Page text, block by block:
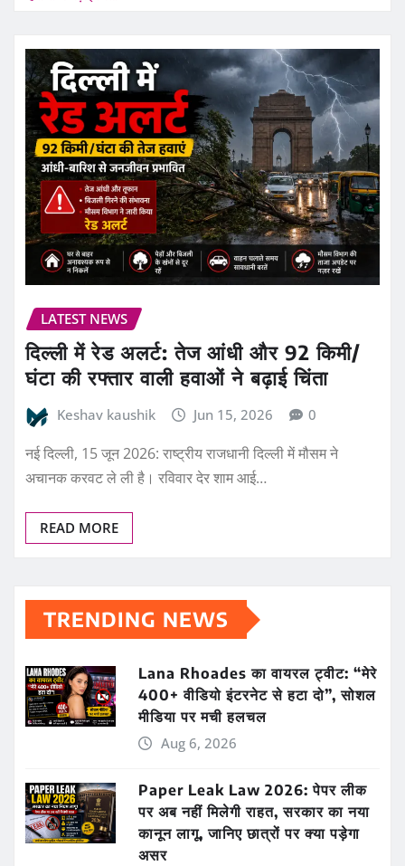
LATEST NEWS
दिल्ली में रेड अलर्ट: तेज आंधी और 92 किमी/
घंटा की रफ्तार वाली हवाओं ने बढ़ाई चिंता
Keshav kaushik Jun 15, 2026 0
नई दिल्ली, 15 जून 2026: राष्ट्रीय राजधानी दिल्ली में मौसम ने
अचानक करवट ले ली है। रविवार देर शाम आई…
READ MORE
TRENDING NEWS
Lana Rhoades का वायरल ट्वीट: “मेरे
400+ वीडियो इंटरनेट से हटा दो”, सोशल
मीडिया पर मची हलचल
Aug 6, 2026
Paper Leak Law 2026: पेपर लीक
पर अब नहीं मिलेगी राहत, सरकार का नया
कानून लागू, जानिए छात्रों पर क्या पड़ेगा
असर